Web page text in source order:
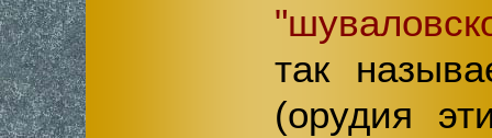
так
(орудия